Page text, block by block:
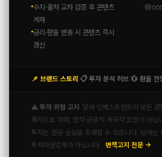
수치·출처 교차 검증 후 콘텐츠
게재
금리·환율 변동 시 콘텐츠 즉시
갱신
📌 브랜드 스토리 📋 투자 분석 허브 💱 환율 전
⚠️ 투자 위험 고지
달러 인베스트먼트의 모든
목적으로 하며, 법적·금융적·세무적 조언이 아닙
투자는 원금 손실을 초래할 수 있습니다. 당사는
투자자문업체가 아닙니다. 면책고지 전문 →